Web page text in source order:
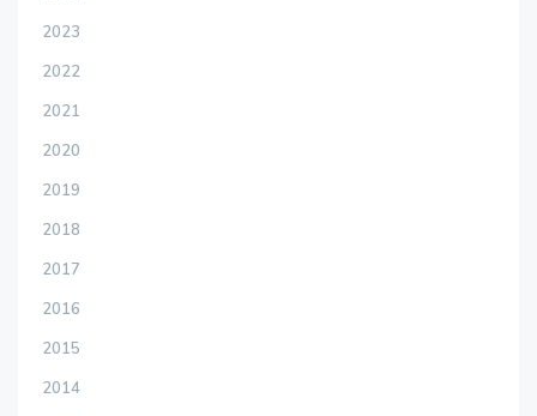
2023
2022
2021
2020
2019
2018
2017
2016
2015
2014